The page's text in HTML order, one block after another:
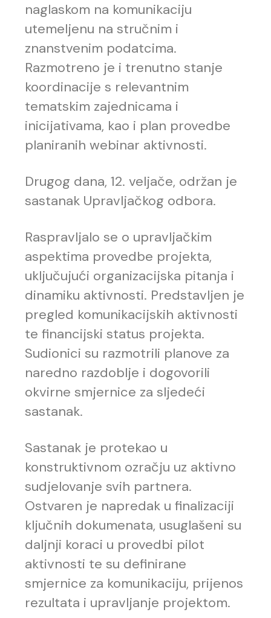
naglaskom na komunikaciju
utemeljenu na stručnim i
znanstvenim podatcima.
Razmotreno je i trenutno stanje
koordinacije s relevantnim
tematskim zajednicama i
inicijativama, kao i plan provedbe
planiranih webinar aktivnosti.
Drugog dana, 12. veljače, održan je
sastanak Upravljačkog odbora.
Raspravljalo se o upravljačkim
aspektima provedbe projekta,
uključujući organizacijska pitanja i
dinamiku aktivnosti. Predstavljen je
pregled komunikacijskih aktivnosti
te financijski status projekta.
Sudionici su razmotrili planove za
naredno razdoblje i dogovorili
okvirne smjernice za sljedeći
sastanak.
Sastanak je protekao u
konstruktivnom ozračju uz aktivno
sudjelovanje svih partnera.
Ostvaren je napredak u finalizaciji
ključnih dokumenata, usuglašeni su
daljnji koraci u provedbi pilot
aktivnosti te su definirane
smjernice za komunikaciju, prijenos
rezultata i upravljanje projektom.